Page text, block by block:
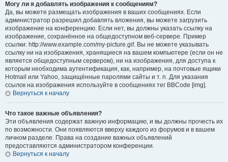
Могу ли я добавлять изображения к сообщениям?
Да, вы можете размещать изображения в ваших сообщениях. Если
администратор разрешил добавлять вложения, вы можете загрузить
изображение на конференцию. Если нет, вы должны указать ссылку на
изображение, сохранённое на общедоступном веб-сервере. Пример
ссылки: http://www.example.com/my-picture.gif. Вы не можете указывать
ссылку ни на изображения, хранящиеся на вашем компьютере (если он не
является общедоступным сервером), ни на изображения, для доступа к
которым необходима аутентификация, как, например, на почтовые ящики
Hotmail или Yahoo, защищённые паролями сайты и т. п. Для указания
ссылок на изображения используйте в сообщениях тег BBCode [img].
Вернуться к началу
Что такое важные объявления?
Эти объявления содержат важную информацию, и вы должны прочесть их
по возможности. Они появляются вверху каждого из форумов и в вашем
личном разделе. Права на создание важных объявлений
предоставляются администратором конференции.
Вернуться к началу